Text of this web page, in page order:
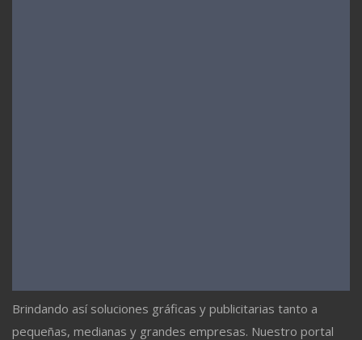
Brindando así soluciones gráficas y publicitarias tanto a
pequeñas, medianas y grandes empresas. Nuestro portal